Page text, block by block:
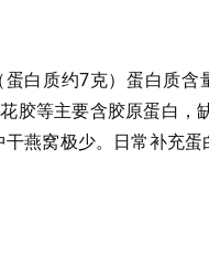
白质约7克）蛋白质含
胶等主要含胶原蛋白，
燕窝极少。日常补充